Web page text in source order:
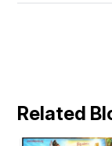
ଓଁ
ଗଳଦ୍
Related